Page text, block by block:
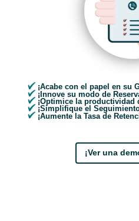
¡Acabe con el papel en su
¡Innove su modo de
¡Optimice la productividad
¡Simplifique el
¡Aumente la Tasa de
¡Ver una